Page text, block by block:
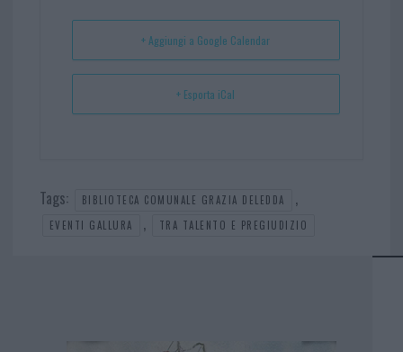
t p
+ Aggiungi a Google Calendar
+ Esporta iCal
Tags: BIBLIOTECA COMUNALE GRAZIA DELEDDA ,
EVENTI GALLURA , TRA TALENTO E PREGIUDIZIO